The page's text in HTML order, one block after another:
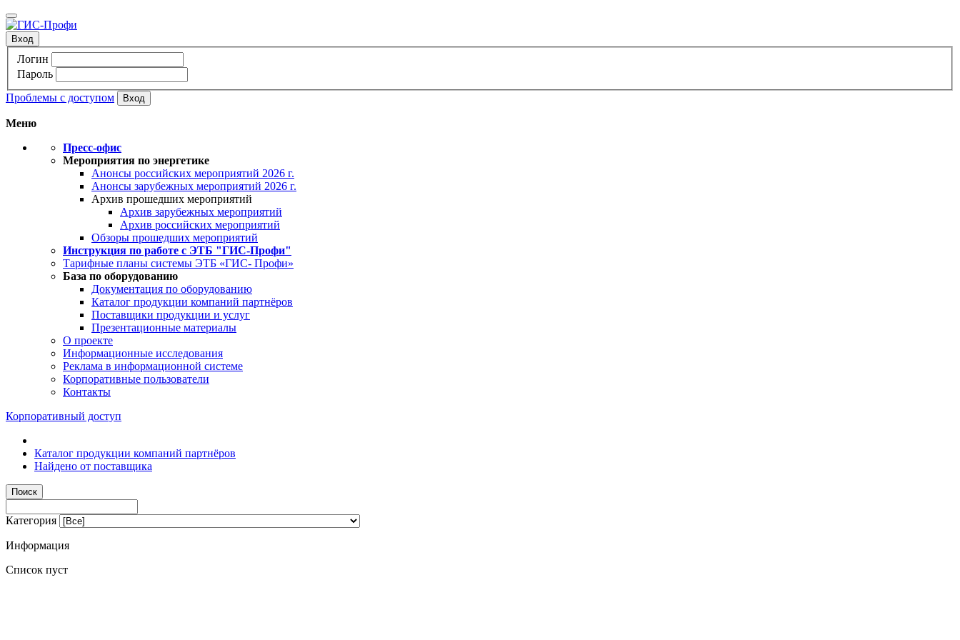
Вход
Логин
Пароль
Проблемы с доступом
Меню
Пресс-офис
Мероприятия по энергетике
Анонсы российских мероприятий 2026 г.
Анонсы зарубежных мероприятий 2026 г.
Архив прошедших мероприятий
Архив зарубежных мероприятий
Архив российских мероприятий
Обзоры прошедших мероприятий
Инструкция по работе с ЭТБ "ГИС-Профи"
Тарифные планы системы ЭТБ «ГИС- Профи»
База по оборудованию
Документация по оборудованию
Каталог продукции компаний партнёров
Поставщики продукции и услуг
Презентационные материалы
О проекте
Информационные исследования
Реклама в информационной системе
Корпоративные пользователи
Контакты
Корпоративный доступ
Каталог продукции компаний партнёров
Найдено от поставщика
Категория
Информация
Список пуст